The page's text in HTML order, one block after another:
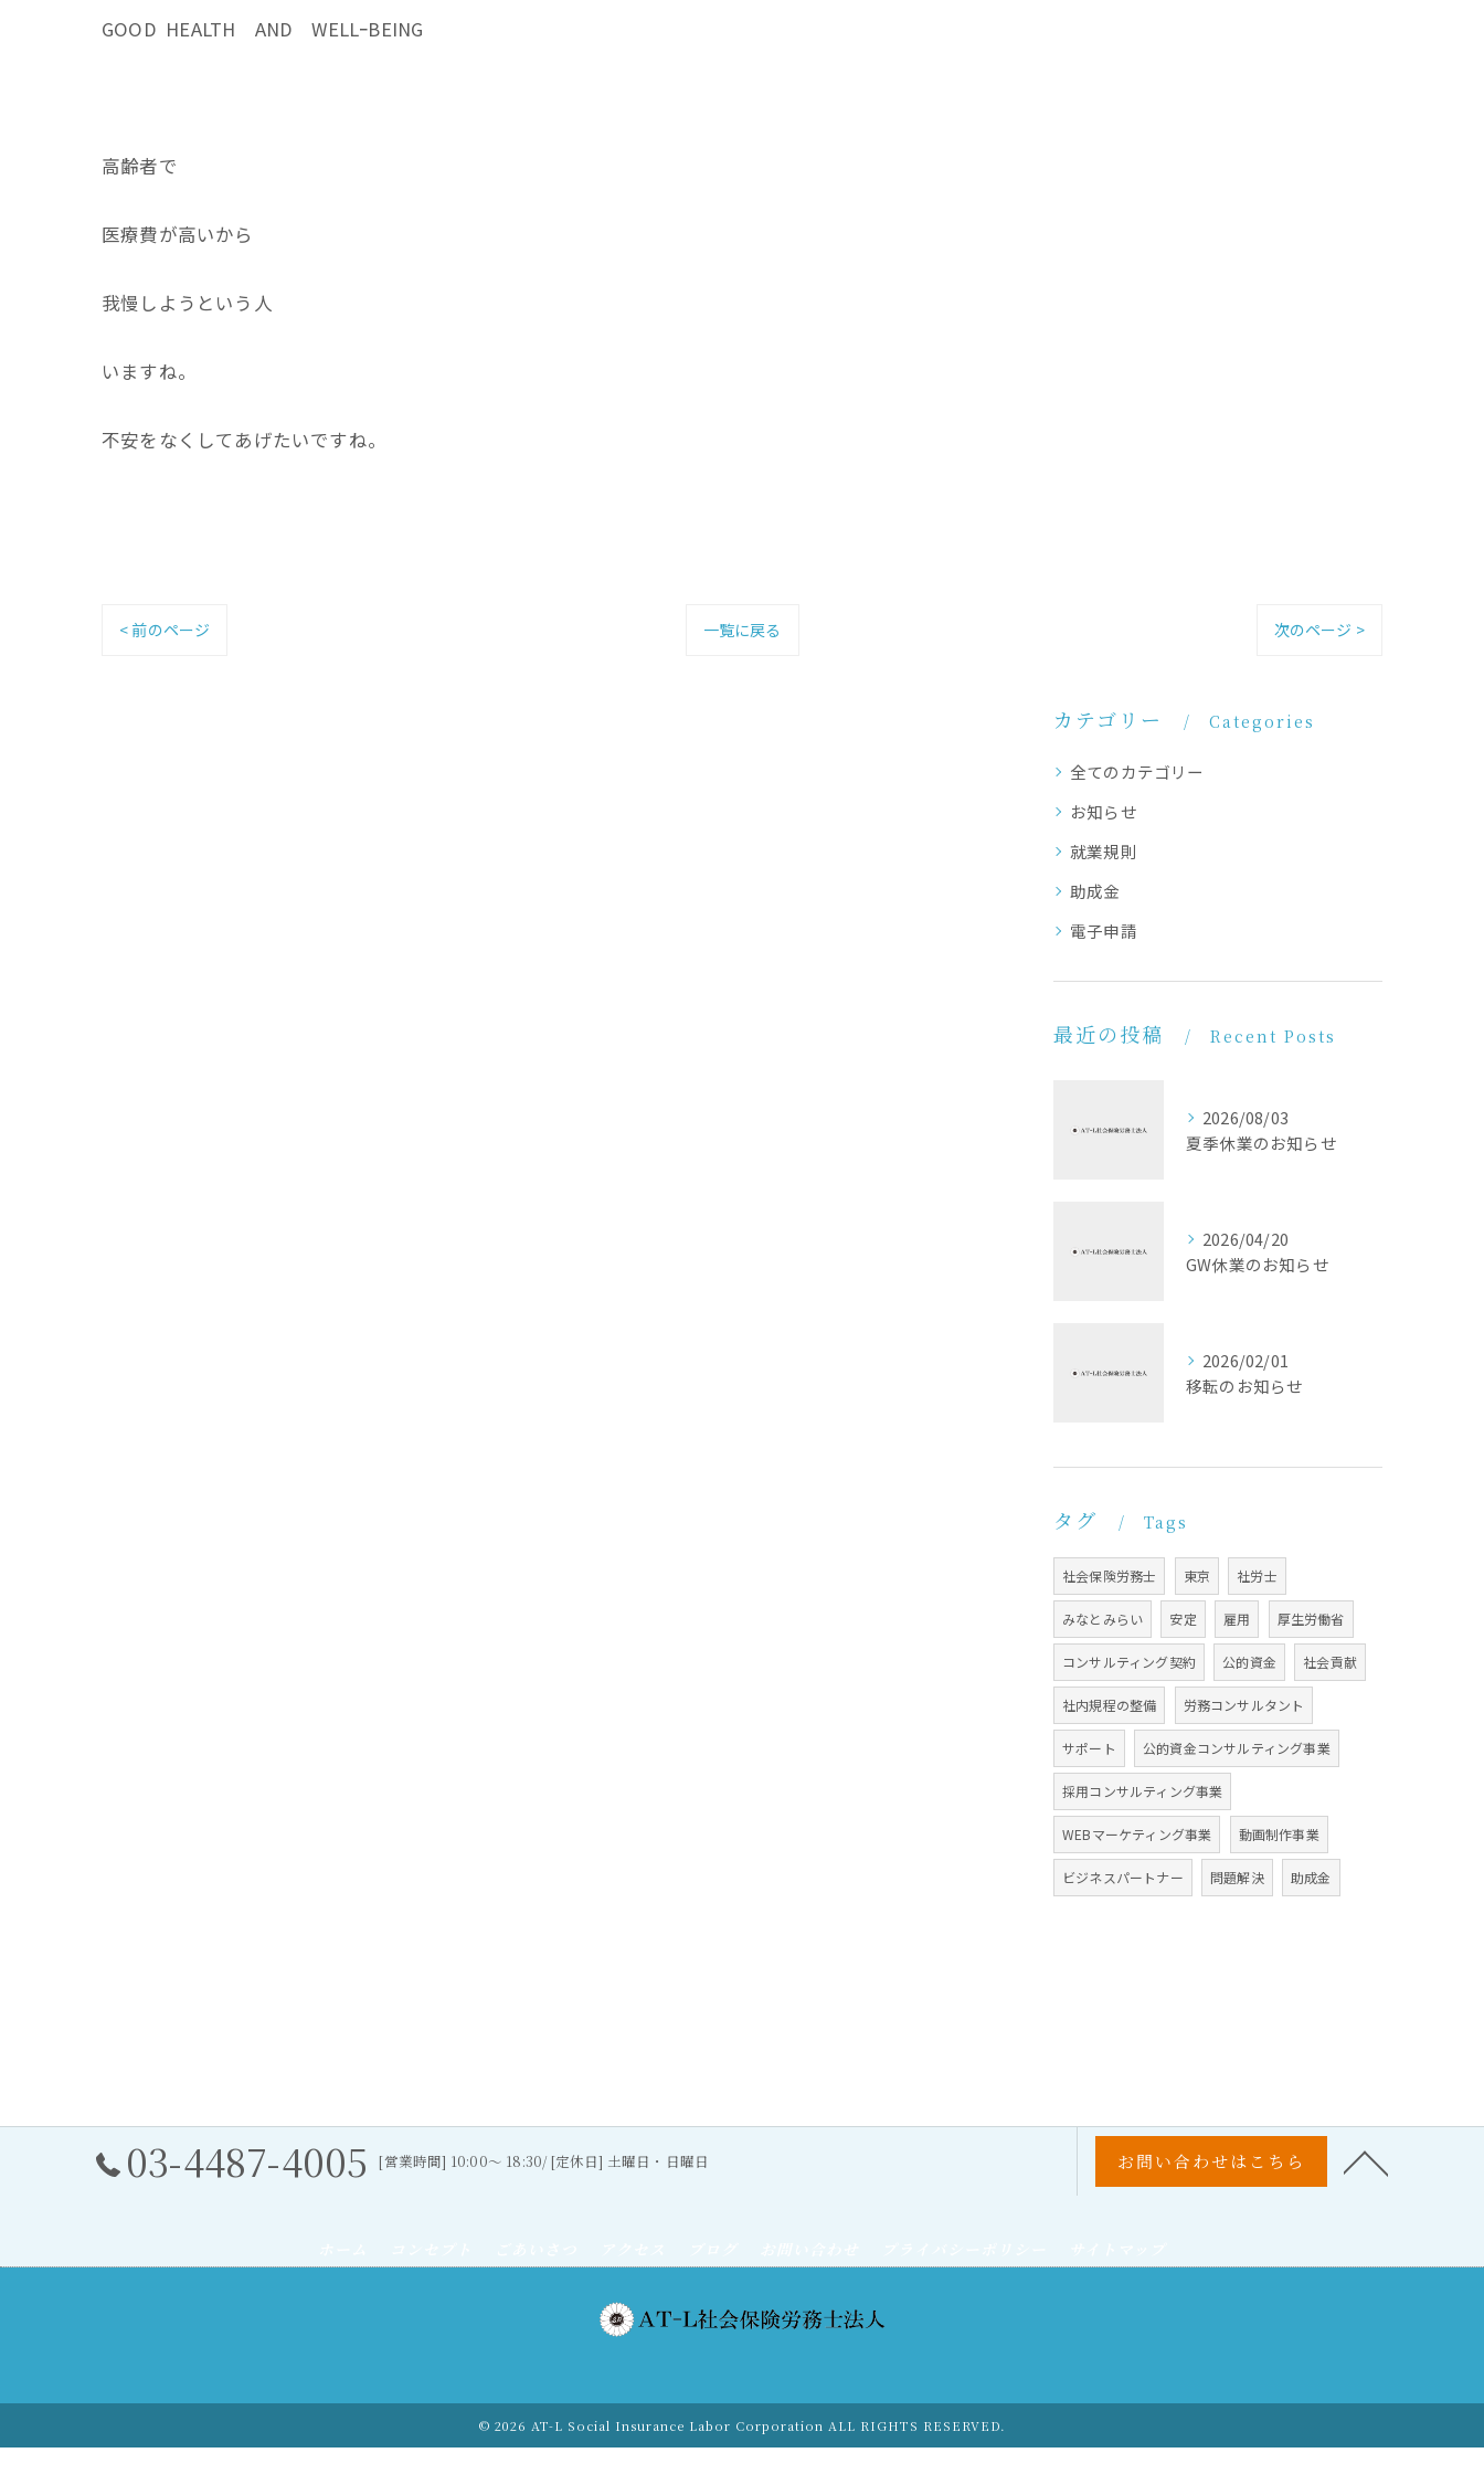
GOOD HEALTH AND WELLｰBEING
高齢者で
医療費が高いから
我慢しようという人
いますね。
不安をなくしてあげたいですね。
< 前のページ 一覧に戻る 次のページ >
カテゴリー Categories
全てのカテゴリー
お知らせ
就業規則
助成金
電子申請
最近の投稿 Recent Posts
2026/08/03
夏季休業のお知らせ
2026/04/20
GW休業のお知らせ
2026/02/01
移転のお知らせ
タグ Tags
社会保険労務士 東京 社労士
みなとみらい 安定 雇用 厚生労働省
コンサルティング契約 公的資金 社会貢献
社内規程の整備 労務コンサルタント
サポート 公的資金コンサルティング事業
採用コンサルティング事業
WEBマーケティング事業 動画制作事業
ビジネスパートナー 問題解決 助成金
03-4487-4005 [営業時間] 10:00〜 18:30/ [定休日] 土曜日・日曜日 お問い合わせはこちら
© 2026 AT-L Social Insurance Labor Corporation ALL RIGHTS RESERVED.